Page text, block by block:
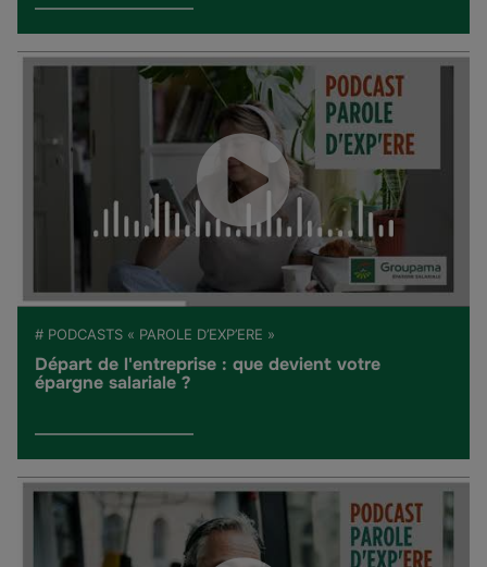
# PODCASTS « PAROLE D’EXP’ERE »
Départ de l'entreprise : que devient votre
épargne salariale ?